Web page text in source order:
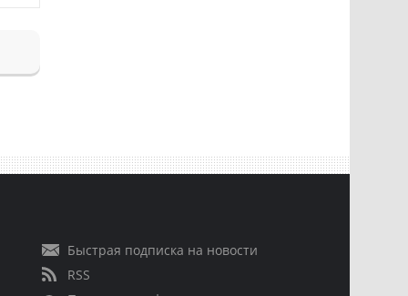
Быстрая подписка на новости
RSS